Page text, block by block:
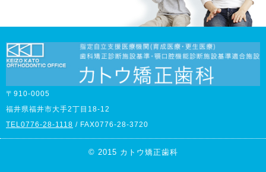
〒910-0005
福井県福井市大手2丁目18-12
TEL0776-28-1118 / FAX0776-28-3720
© 2015 カトウ矯正歯科